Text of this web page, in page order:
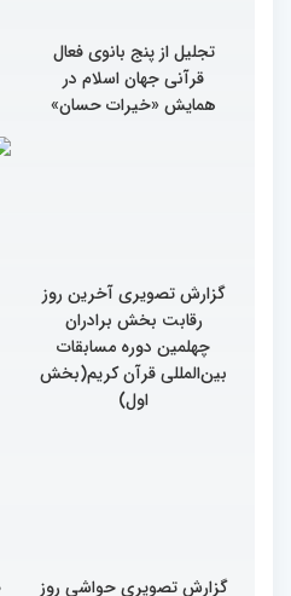
تجلیل از پنج بانوی فعال
قرآنی جهان اسلام در
همایش «خیرات حسان»
گزارش تصویری آخرین روز
رقابت بخش برادران
چهلمین دوره مسابقات
بین‌المللی قرآن کریم(بخش
اول)
گزارش تصویری حواشی روز